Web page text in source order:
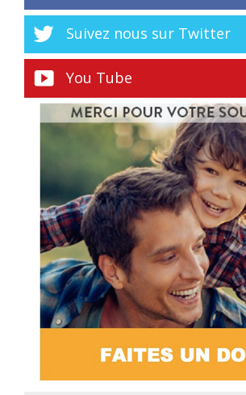
Suivez nous sur Twitter
You Tube